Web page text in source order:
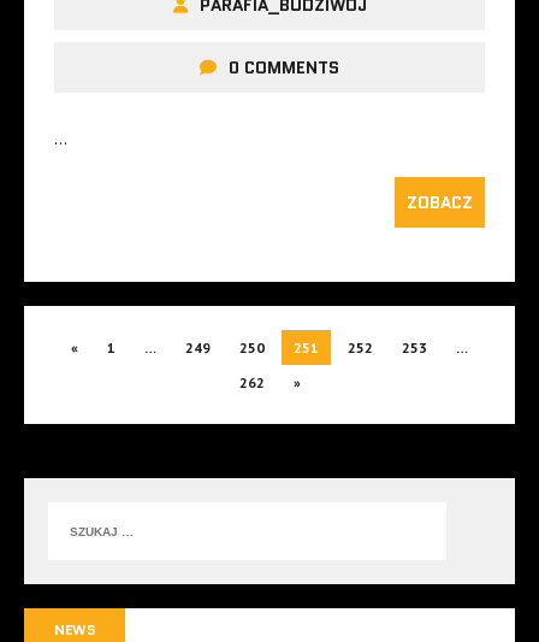
PARAFIA_BUDZIWOJ
0 COMMENTS
…
ZOBACZ
« 1 … 249 250 251 252 253
…
262
»
NEWS